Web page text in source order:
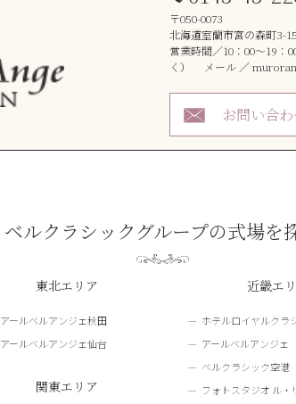
〒050-0073
北海道室蘭市宮の森町3-
営業時間／10：00～19
く） メール ／
お問い合
ベルクラシックグループの式場を
東北エリア
アールベルアンジェ秋田
アールベルアンジェ仙台
関東エリア
近畿エ
ホテルロイヤルクラ
アールベルアンジ
ベルクラシック空港
フォトスタジオ ル・